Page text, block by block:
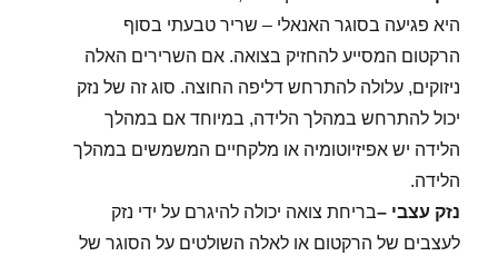
היא פגיעה בסוגר האנאלי – שריר טבעתי בסוף
הרקטום המסייע להחזיק בצואה. אם השרירים האלה
ניזוקים, עלולה להתרחש דליפה החוצה. סוג זה של נזק
יכול להתרחש במהלך הלידה, במיוחד אם במהלך
הלידה יש אפיזיוטומיה או מלקחיים המשמשים במהלך
הלידה.
נזק עצבי –בריחת צואה יכולה להיגרם על ידי נזק
לעצבים של הרקטום או לאלה השולטים על הסוגר של